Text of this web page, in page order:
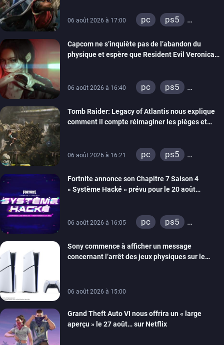
06 août 2026 à 17:00 pc
ps5
switch 2
Capcom ne s’inquiète pas de l’abandon du
physique et espère que Resident Evil Veronica
06 août 2026 à 16:40 pc
ps5
switch 2
Tomb Raider: Legacy of Atlantis nous explique
comment il compte réimaginer les pièges et
06 août 2026 à 16:21 pc
ps5
switch 2
Fortnite annonce son Chapitre 7 Saison 4
« Système Hacké » prévu pour le 20 août
06 août 2026 à 16:05 pc
ps5
switch
ios
android
ps4
Sony commence à afficher un message
concernant l’arrêt des jeux physiques sur le
06 août 2026 à 15:00
Grand Theft Auto VI nous offrira un « large
aperçu » le 27 août… sur Netflix